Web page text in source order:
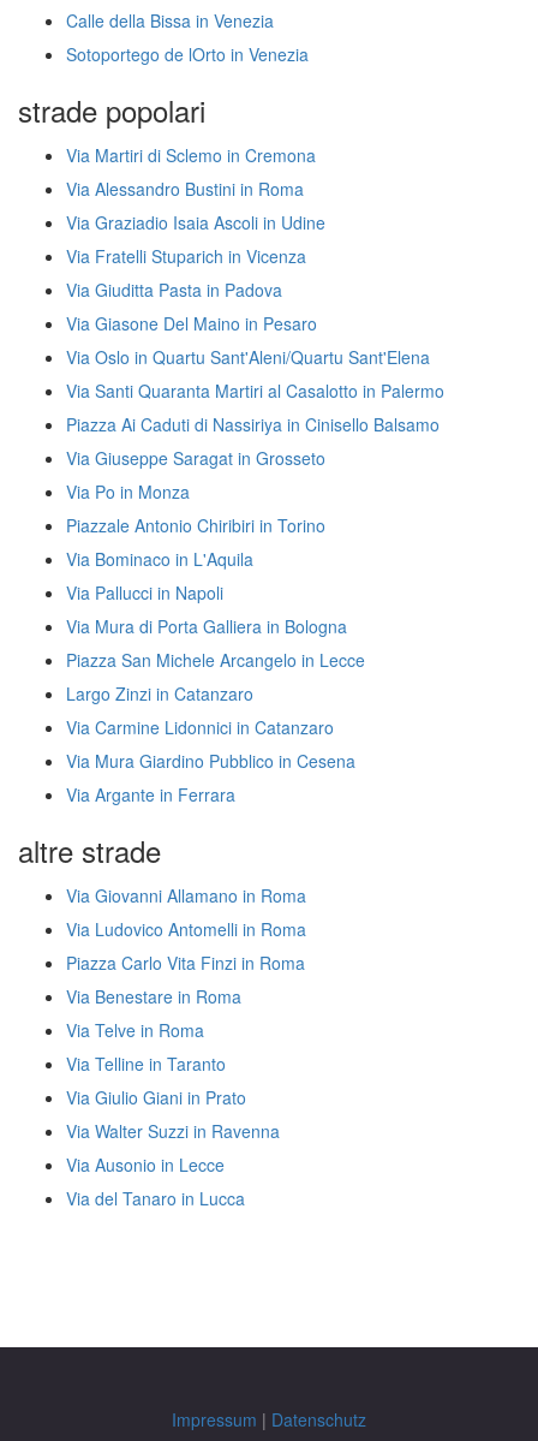
Calle della Bissa in Venezia
Sotoportego de lOrto in Venezia
strade popolari
Via Martiri di Sclemo in Cremona
Via Alessandro Bustini in Roma
Via Graziadio Isaia Ascoli in Udine
Via Fratelli Stuparich in Vicenza
Via Giuditta Pasta in Padova
Via Giasone Del Maino in Pesaro
Via Oslo in Quartu Sant'Aleni/Quartu Sant'Elena
Via Santi Quaranta Martiri al Casalotto in Palermo
Piazza Ai Caduti di Nassiriya in Cinisello Balsamo
Via Giuseppe Saragat in Grosseto
Via Po in Monza
Piazzale Antonio Chiribiri in Torino
Via Bominaco in L'Aquila
Via Pallucci in Napoli
Via Mura di Porta Galliera in Bologna
Piazza San Michele Arcangelo in Lecce
Largo Zinzi in Catanzaro
Via Carmine Lidonnici in Catanzaro
Via Mura Giardino Pubblico in Cesena
Via Argante in Ferrara
altre strade
Via Giovanni Allamano in Roma
Via Ludovico Antomelli in Roma
Piazza Carlo Vita Finzi in Roma
Via Benestare in Roma
Via Telve in Roma
Via Telline in Taranto
Via Giulio Giani in Prato
Via Walter Suzzi in Ravenna
Via Ausonio in Lecce
Via del Tanaro in Lucca
Impressum | Datenschutz